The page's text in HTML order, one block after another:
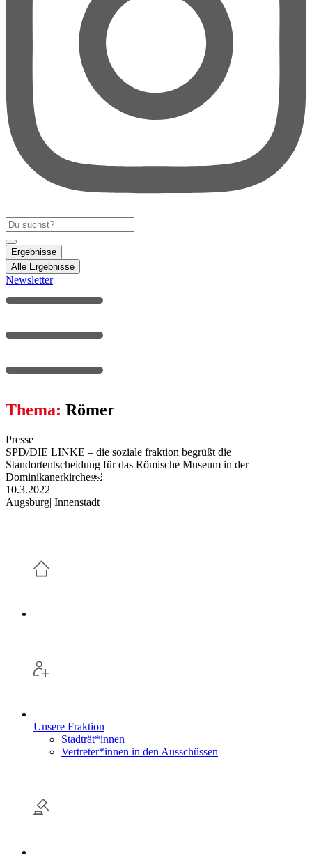
Search
...
Ergebnisse
Alle Ergebnisse
Newsletter
Thema: Römer
Presse
SPD/DIE LINKE – die soziale fraktion begrüßt die
Standortentscheidung für das Römische Museum in der
Dominikanerkirche￼
10.3.2022
Augsburg| Innenstadt
Unsere Fraktion
Stadträt*innen
Vertreter*innen in den Ausschüssen